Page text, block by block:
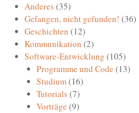
Anderes (35)
Gefangen, nicht gefunden! (36)
Geschichten (12)
Kommunikation (2)
Software-Entwicklung (105)
Programme und Code (13)
Studium(16)
Tutorials (7)
Vorträge (9)